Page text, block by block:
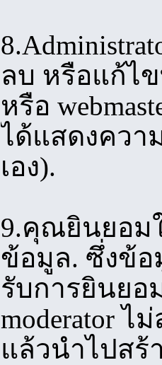
ลบ หรือแก้ไข
หรือ
ได้แสดงควา
เอง).
9.คุณยินยอม
ข้อมูล. ซึ่งข้อ
รับการยินยอ
moderator
แล้วนำไปสร้